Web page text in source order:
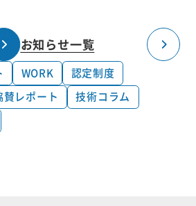
WORK
認定制度
賛レポート
技術コラム
お知らせ一覧